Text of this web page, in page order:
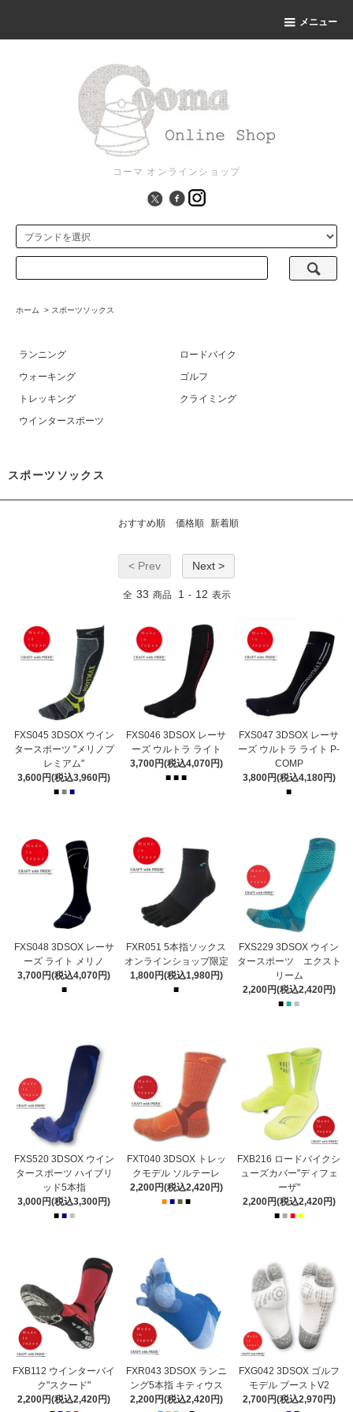
メニュー
コーマ オンラインショップ
ホーム > スポーツソックス
ランニング
ロードバイク
ウォーキング
ゴルフ
トレッキング
クライミング
ウインタースポーツ
スポーツソックス
おすすめ順 価格順 新着順
< Prev Next >
全 33 商品 1 - 12 表示
FXS045 3DSOX ウイン
タースポーツ "メリノプ
レミアム"
3,600円(税込3,960円)
■ ■ ■
FXS046 3DSOX レーサ
ーズ ウルトラ ライト
3,700円(税込4,070円)
■ ■ ■
FXS047 3DSOX レーサ
ーズ ウルトラ ライト P-
COMP
3,800円(税込4,180円)
■
FXS048 3DSOX レーサ
ーズ ライト メリノ
3,700円(税込4,070円)
■
FXR051 5本指ソックス
オンラインショップ限定
1,800円(税込1,980円)
■
FXS229 3DSOX ウイン
タースポーツ エクスト
リーム
2,200円(税込2,420円)
■ ■ ■
FXS520 3DSOX ウイン
タースポーツ ハイブリ
ッド5本指
3,000円(税込3,300円)
■ ■ ■
FXT040 3DSOX トレッ
クモデル ソルテーレ
2,200円(税込2,420円)
■ ■ ■ ■
FXB216 ロードバイクシ
ューズカバー"ディフェ
ーザ"
2,200円(税込2,420円)
■ ■ ■ ■
FXB112 ウインターバイ
ク"スクード"
2,200円(税込2,420円)
FXR043 3DSOX ランニ
ング5本指 キティウス
2,200円(税込2,420円)
FXG042 3DSOX ゴルフ
モデル ブーストV2
2,700円(税込2,970円)